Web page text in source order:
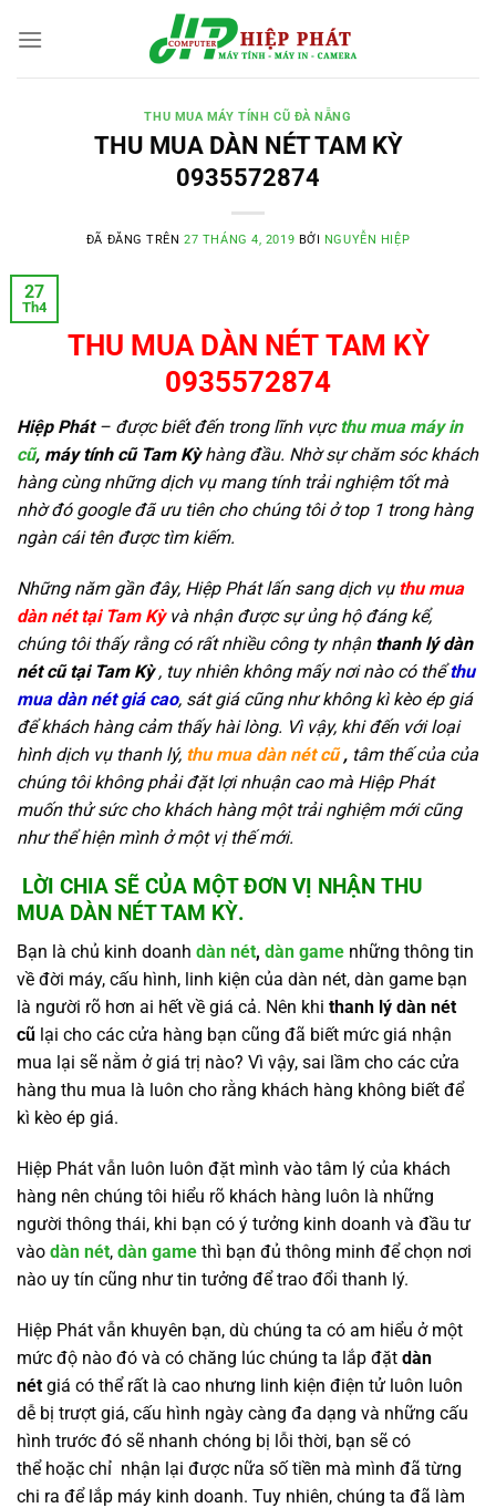
đến
THU MUA MÁY TÍNH CŨ ĐÀ NẴNG
THU MUA DÀN NÉT TAM KỲ
0935572874
ĐÃ ĐĂNG TRÊN27 THÁNG 4, 2019 BỞI NGUYỄN HIỆP
27
Th4
THU MUA DÀN NÉT TAM KỲ
0935572874
Hiệp Phát – được biết đến trong lĩnh vựcthu mua máy in
cũ, máy tính cũ Tam Kỳhàng đầu. Nhờ sự chăm sóc khách
hàng cùng những dịch vụ mang tính trải nghiệm tốt mà
nhờ đó google đã ưu tiên cho chúng tôi ở top 1 trong hàng
ngàn cái tên được tìm kiếm.
Những năm gần đây, Hiệp Phát lấn sang dịch vụ thu mua
dàn nét tại Tam Kỳ và nhận được sự ủng hộ đáng kể,
chúng tôi thấy rằng có rất nhiều công ty nhận thanh lý dàn
nét cũ tại Tam Kỳ, tuy nhiên không mấy nơi nào có thểthu
mua dàn nét giá cao, sát giá cũng như không kì kèo ép giá
để khách hàng cảm thấy hài lòng. Vì vậy, khi đến với loại
hình dịch vụ thanh lý, thu mua dàn nét cũ , tâm thế của của
chúng tôi không phải đặt lợi nhuận cao mà Hiệp Phát
muốn thử sức cho khách hàng một trải nghiệm mới cũng
như thể hiện mình ở một vị thế mới.
LỜI CHIA SẼ CỦA MỘT ĐƠN VỊ NHẬN THU
MUA DÀN NÉT TAM KỲ.
Bạn là chủ kinh doanh dàn nét, dàn game những thông tin
về đời máy, cấu hình, linh kiện của dàn nét, dàn game bạn
là người rõ hơn ai hết về giá cả. Nên khi thanh lý dàn nét
cũ lại cho các cửa hàng bạn cũng đã biết mức giá nhận
mua lại sẽ nằm ở giá trị nào? Vì vậy, sai lầm cho các cửa
hàng thu mua là luôn cho rằng khách hàng không biết để
kì kèo ép giá.
Hiệp Phát vẫn luôn luôn đặt mình vào tâm lý của khách
hàng nên chúng tôi hiểu rõ khách hàng luôn là những
người thông thái, khi bạn có ý tưởng kinh doanh và đầu tư
vào dàn nét, dàn game thì bạn đủ thông minh để chọn nơi
nào uy tín cũng như tin tưởng để trao đổi thanh lý.
Hiệp Phát vẫn khuyên bạn, dù chúng ta có am hiểu ở một
mức độ nào đó và có chăng lúc chúng ta lắp đặt dàn
nét giá có thể rất là cao nhưng linh kiện điện tử luôn luôn
dễ bị trượt giá, cấu hình ngày càng đa dạng và những cấu
hình trước đó sẽ nhanh chóng bị lỗi thời, bạn sẽ có
thể hoặc chỉ nhận lại được nữa số tiền mà mình đã từng
chi ra để lắp máy kinh doanh. Tuy nhiên, chúng ta đã làm